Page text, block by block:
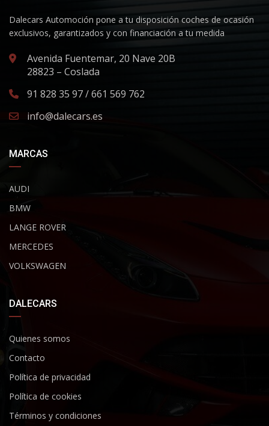
Dalecars Automoción pone a tu disposición coches de ocasión
exclusivos, garantizados y con financiación a tu medida
Avenida Fuentemar, 20 Nave 20B
28823 – Coslada
91 828 35 97 / 661 569 762
info@dalecars.es
MARCAS
AUDI
BMW
LANGE ROVER
MERCEDES
VOLKSWAGEN
DALECARS
Quienes somos
Contacto
Política de privacidad
Política de cookies
Términos y condiciones